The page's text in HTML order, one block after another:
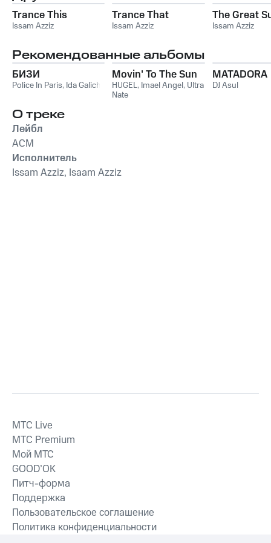
Trance This
Issam Azziz
Trance That
Issam Azziz
The Great
Issam Azziz
Рекомендованные альбомы
БИЗИ
Police In Paris, Ida Galich
Movin' To The Sun
HUGEL, Imael Angel, Ultra
Nate
MATADORA
DJ Asul
О треке
Лейбл
ACM
Исполнитель
Issam Azziz, Isaam Azziz
MTС Live
MTС Premium
Мой МТС
GOOD’OK
Питч-форма
Поддержка
Пользовательское соглашение
Политика конфиденциальности